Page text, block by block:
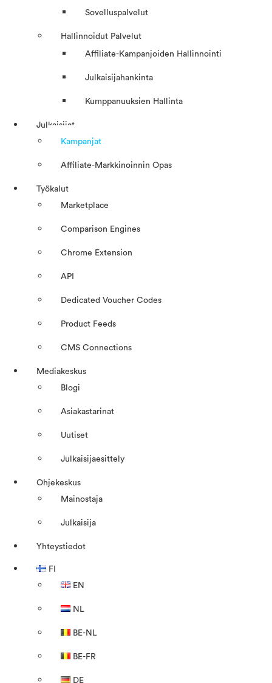
Sovelluspalvelut
Hallinnoidut Palvelut
Affiliate-Kampanjoiden Hallinnointi
Julkaisijahankinta
Kumppanuuksien Hallinta
Julkaisijat
Kampanjat
Affiliate-Markkinoinnin Opas
Työkalut
Marketplace
Comparison Engines
Chrome Extension
API
Dedicated Voucher Codes
Product Feeds
CMS Connections
Mediakeskus
Blogi
Asiakastarinat
Uutiset
Julkaisijaesittely
Ohjekeskus
Mainostaja
Julkaisija
Yhteystiedot
FI
EN
NL
BE-NL
BE-FR
DE